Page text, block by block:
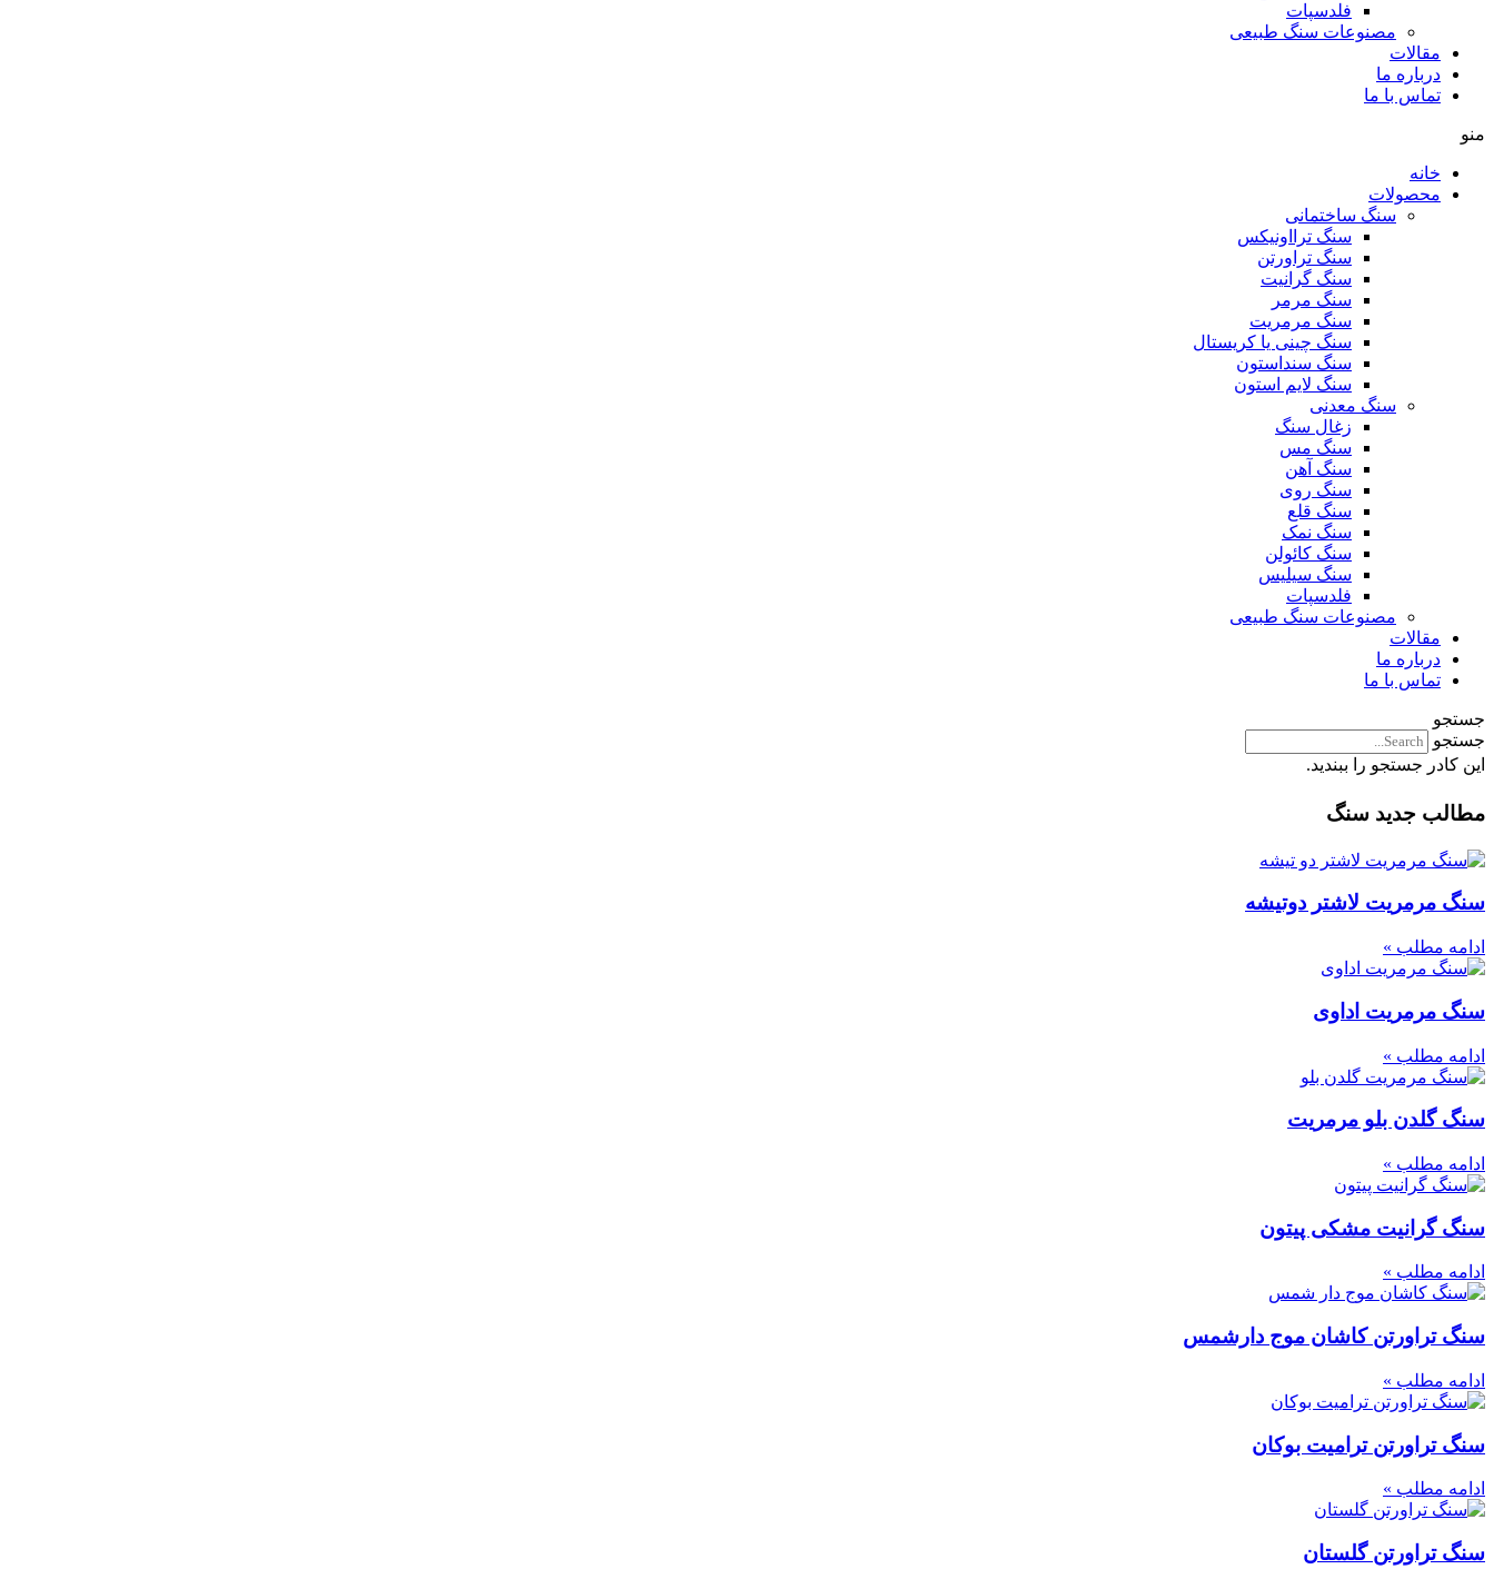
فلدسپات
مصنوعات سنگ طبیعی
مقالات
درباره ما
تماس با ما
منو
خانه
محصولات
سنگ ساختمانی
سنگ ترااونیکس
سنگ تراورتن
سنگ گرانیت
سنگ مرمر
سنگ مرمریت
سنگ چینی یا کریستال
سنگ سنداستون
سنگ لایم استون
سنگ معدنی
زغال سنگ
سنگ مس
سنگ آهن
سنگ روی
سنگ قلع
سنگ نمک
سنگ کائولن
سنگ سیلیس
فلدسپات
مصنوعات سنگ طبیعی
مقالات
درباره ما
تماس با ما
جستجو
جستجو
این کادر جستجو را ببندید.
مطالب جدید سنگ
سنگ مرمریت لاشتر دوتیشه
ادامه مطلب »
سنگ مرمریت اداوی
ادامه مطلب »
سنگ گلدن بلو مرمریت
ادامه مطلب »
سنگ گرانیت مشکی پیتون
ادامه مطلب »
سنگ تراورتن کاشان موج دارشمس
ادامه مطلب »
سنگ تراورتن ترامیت بوکان
ادامه مطلب »
سنگ تراورتن گلستان